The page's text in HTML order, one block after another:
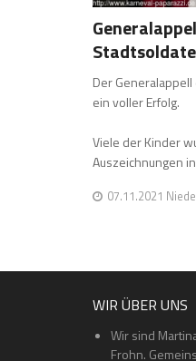
Der
ein voller Erfolg.
Viele der Kinder
Auszeichnungen
07.11.2021
WIR ÜBER UNS
Wir sind
Frohn.